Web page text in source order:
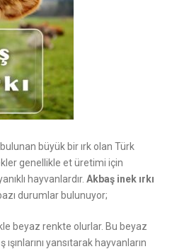
büyük bir ırk olan Türk
genellikle et üretimi için
hayvanlardır. Akbaş inek ırkı
durumlar bulunuyor;
beyaz renkte olurlar. Bu beyaz
yansıtarak hayvanların